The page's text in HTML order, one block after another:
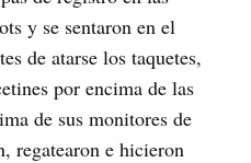
y se sentaron en el
de atarse los taquetes,
por encima de las
de sus monitores de
regatearon e hicieron